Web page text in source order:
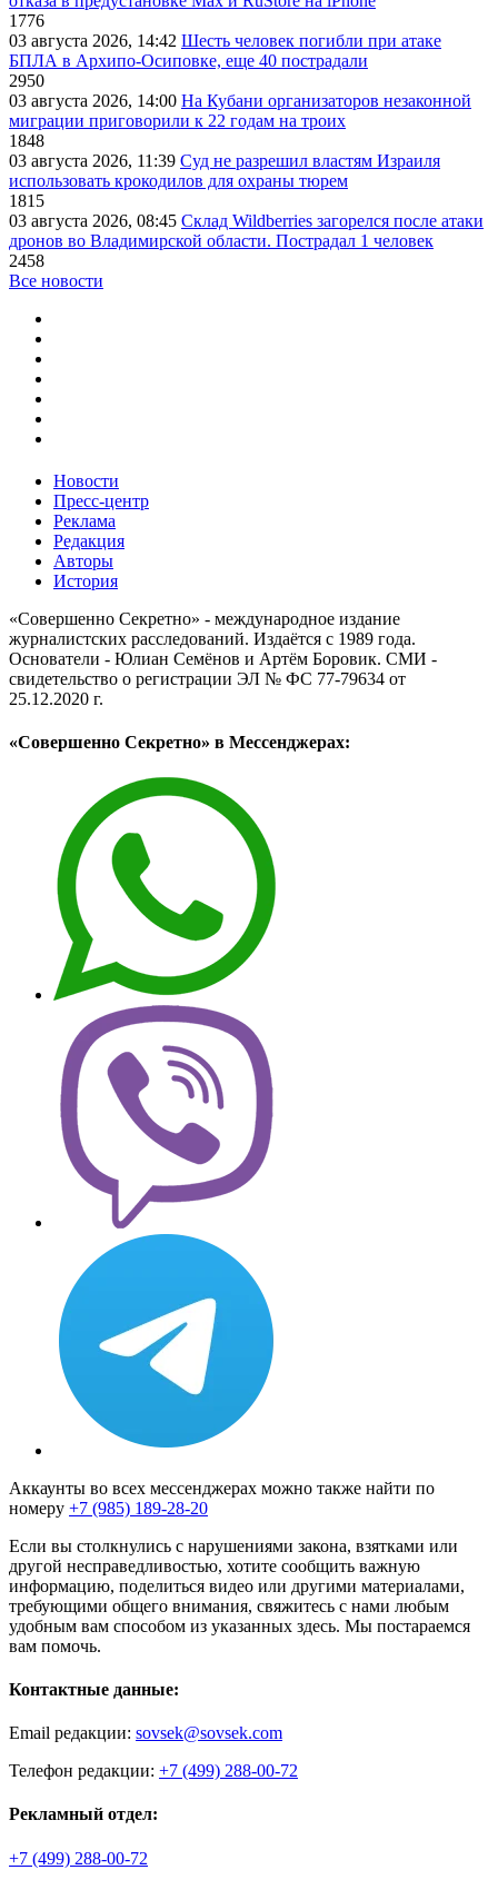
1776
03 августа 2026, 14:42 Шесть человек погибли при атаке
БПЛА в Архипо-Осиповке, еще 40 пострадали
2950
03 августа 2026, 14:00 На Кубани организаторов незаконной
миграции приговорили к 22 годам на троих
1848
03 августа 2026, 11:39 Суд не разрешил властям Израиля
использовать крокодилов для охраны тюрем
1815
03 августа 2026, 08:45 Склад Wildberries загорелся после атаки
дронов во Владимирской области. Пострадал 1 человек
2458
Все новости
Новости
Пресс-центр
Реклама
Редакция
Авторы
История
«Совершенно Секретно» - международное издание
журналистских расследований. Издаётся с 1989 года.
Основатели - Юлиан Семёнов и Артём Боровик. CМИ -
свидетельство о регистрации ЭЛ № ФС 77-79634 от
25.12.2020 г.
«Совершенно Секретно» в Мессенджерах:
Аккаунты во всех мессенджерах можно также найти по
номеру +7 (985) 189-28-20
Если вы столкнулись с нарушениями закона, взятками или
другой несправедливостью, хотите сообщить важную
информацию, поделиться видео или другими материалами,
требующими общего внимания, свяжитесь с нами любым
удобным вам способом из указанных здесь. Мы постараемся
вам помочь.
Контактные данные:
Email редакции: sovsek@sovsek.com
Телефон редакции: +7 (499) 288-00-72
Рекламный отдел:
+7 (499) 288-00-72